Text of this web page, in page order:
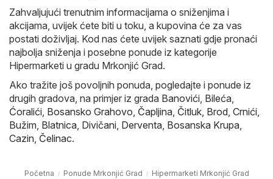
Zahvaljujući trenutnim informacijama o sniženjima i
akcijama, uvijek ćete biti u toku, a kupovina će za vas
postati doživljaj. Kod nas ćete uvijek saznati gdje pronaći
najbolja sniženja i posebne ponude iz kategorije
Hipermarketi u gradu Mrkonjić Grad.
Ako tražite još povoljnih ponuda, pogledajte i ponude iz
drugih gradova, na primjer iz grada Banovići, Bileća,
Ćoralići, Bosansko Grahovo, Čapljina, Čitluk, Brod, Crnići,
Bužim, Blatnica, Divičani, Derventa, Bosanska Krupa,
Cazin, Čelinac.
Početna Ponude Mrkonjić Grad Hipermarketi Mrkonjić Grad